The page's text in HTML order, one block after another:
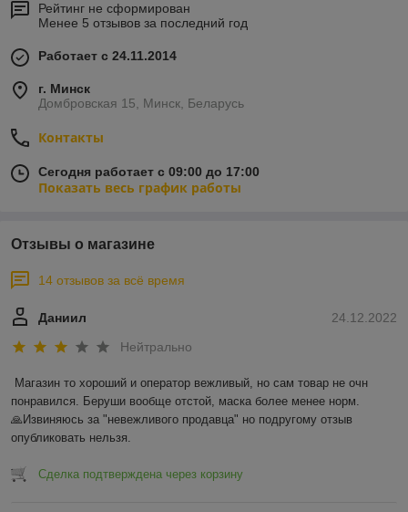
Рейтинг не сформирован
Менее 5 отзывов за последний год
Работает с 24.11.2014
г. Минск
Домбровская 15, Минск, Беларусь
Контакты
Сегодня работает с 09:00 до 17:00
Показать весь график работы
Отзывы о магазине
14 отзывов за всё время
24.12.2022
Даниил
Нейтрально
Магазин то хороший и оператор вежливый, но сам товар не очн
понравился. Беруши вообще отстой, маска более менее норм.
🙏Извиняюсь за "невежливого продавца" но подругому отзыв
опубликовать нельзя.
Сделка подтверждена через корзину